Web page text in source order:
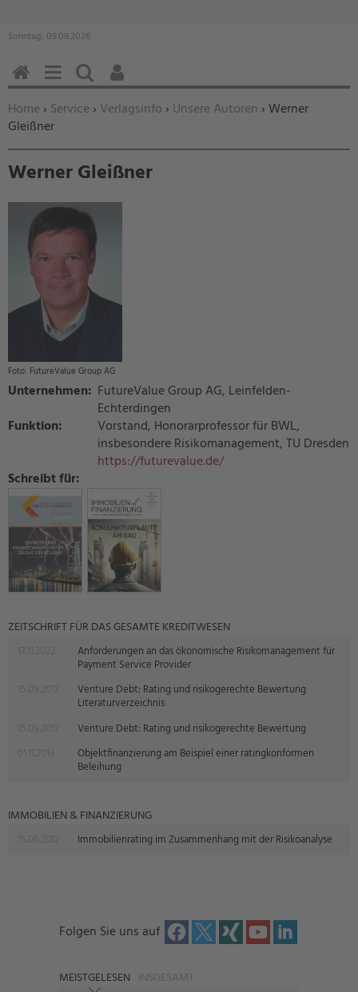
Sonntag, 09.08.2026
Sie befinden sich hier:
Home › Service › Verlagsinfo › Unsere Autoren › Werner
Gleißner
Werner Gleißner
FutureValue Group AG
Unternehmen: FutureValue Group AG, Leinfelden-
Echterdingen
Funktion:
Vorstand, Honorarprofessor für BWL,
insbesondere Risikomanagement, TU Dresden
https://futurevalue.de/
Schreibt für:
ZEITSCHRIFT FÜR DAS GESAMTE KREDITWESEN
Anforderungen an das ökonomische Risikomanagement für
Payment Service Provider
Venture Debt: Rating und risikogerechte Bewertung
Literaturverzeichnis
Venture Debt: Rating und risikogerechte Bewertung
Objektfinanzierung am Beispiel einer ratingkonformen
Beleihung
IMMOBILIEN & FINANZIERUNG
Immobilienrating im Zusammenhang mit der Risikoanalyse
Folgen Sie uns auf
MEISTGELESEN INSGESAMT
HOMEMENÜSUCHEN
BENUTZERFUNKTIONEN